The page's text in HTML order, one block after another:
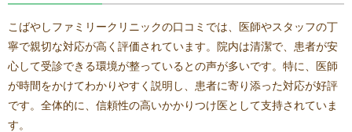
こばやしファミリークリニックの口コミでは、医師やスタッフの丁
寧で親切な対応が高く評価されています。院内は清潔で、患者が安
心して受診できる環境が整っているとの声が多いです。特に、医師
が時間をかけてわかりやすく説明し、患者に寄り添った対応が好評
です。全体的に、信頼性の高いかかりつけ医として支持されていま
す。